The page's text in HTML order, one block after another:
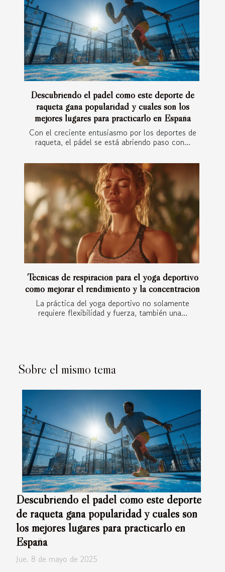
Descubriendo el padel cómo este deporte de
raqueta gana popularidad y cuáles son los
mejores lugares para practicarlo en España
Con el creciente entusiasmo por los deportes de
raqueta, el pádel se está abriendo paso con...
Técnicas de respiración para el yoga deportivo
cómo mejorar el rendimiento y la concentración
La práctica del yoga deportivo no solamente
requiere flexibilidad y fuerza, también una...
Sobre el mismo tema
Descubriendo el padel cómo este deporte
de raqueta gana popularidad y cuáles son
los mejores lugares para practicarlo en
España
Jue. 8 de mayo de 2025